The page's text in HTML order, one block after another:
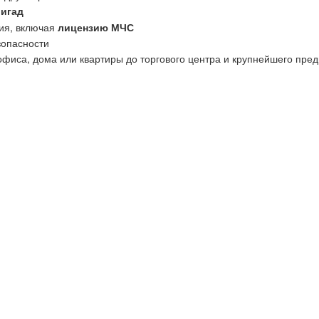
включая лицензию МЧС
дома или квартиры до торгового центра и крупнейшего